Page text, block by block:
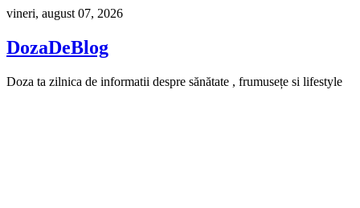
Skip
content
vineri, august 07, 2026
DozaDeBlog
Doza ta zilnica de informatii despre sănătate , frumusețe si lifestyle